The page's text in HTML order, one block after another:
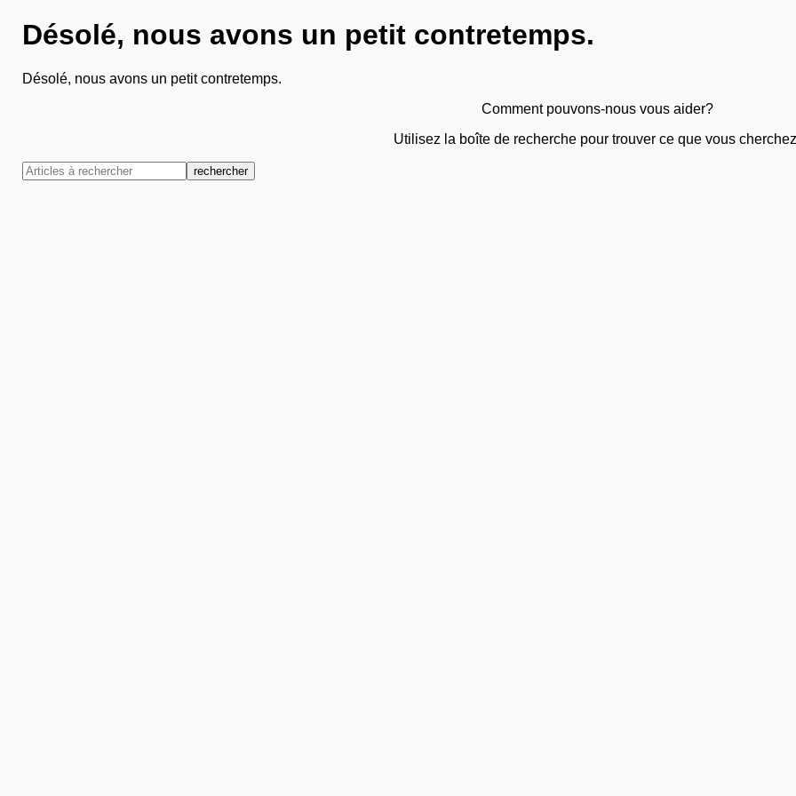
Désolé, nous avons un petit contretemps.
Désolé, nous avons un petit contretemps.
Comment pouvons-nous vous aider?
Utilisez la boîte de recherche pour trouver ce que vous
rechercher